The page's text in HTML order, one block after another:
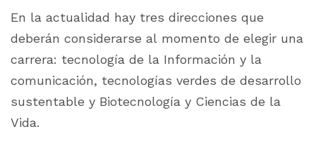
En la actualidad hay tres direcciones que
deberán considerarse al momento de elegir una
carrera: tecnología de la Información y la
comunicación, tecnologías verdes de desarrollo
sustentable y Biotecnología y Ciencias de la
Vida.